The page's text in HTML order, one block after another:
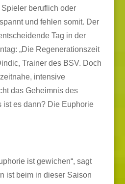
beruflich oder
und fehlen somit. Der
Tag in der
„Die Regenerationszeit
Trainer des BSV. Doch
intensive
das Geheimnis des
ist es dann? Die Euphorie
ist gewichen“, sagt
ist beim in dieser Saison